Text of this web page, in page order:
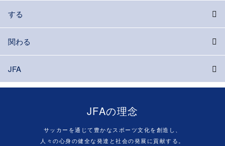
する
関わる
JFA
JFAの理念
サッカーを通じて豊かなスポーツ文化を創造し、
人々の心身の健全な発達と社会の発展に貢献する。